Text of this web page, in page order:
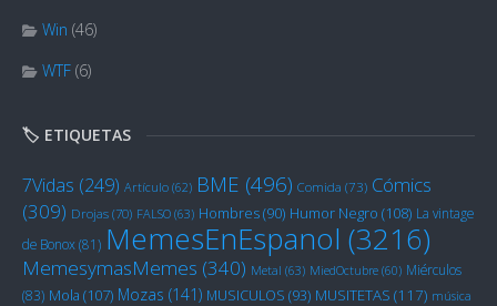
Win (46)
WTF (6)
🏷️ ETIQUETAS
7Vidas (249) Artículo (62) BME (496) Comida (73) Cómics
(309) Drojas (70) FALSO (63) Hombres(90) Humor Negro (108) La vintage
de Bonox(81) MemesEnEspanol (3216)
MemesymasMemes (340) Metal (63) MiedOctubre (60) Miérculos
(83) Mola (107) Mozas (141) MUSICULOS (93) MUSITETAS (117) música